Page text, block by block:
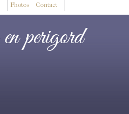
Photos Contact
perigord